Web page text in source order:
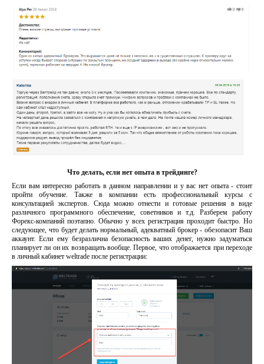
Что делать, если нет опыта в трейдинге?
Если вам интересно работать в данном направлении и у вас нет опыта - стоит
пройти обучение. Также в компании есть профессиональный курсы с
консультацией экспертов. Сюда можно отнести и готовые решения в виде
различного программного обеспечение, советников и т.д. Разберем работу
Форекс-компаний поэтапно. Обычно у всех регистрация проходит быстро. Но
следующее, что будет делать нормальный, адекватный брокер - обезопасит Ваш
аккаунт. Если ему безразлична безопасность ваших денег, нужно задуматься
планирует ли он их возвращать вообще. Первое, что отображается при переходе
в личный кабинет weltrade после регистрации: